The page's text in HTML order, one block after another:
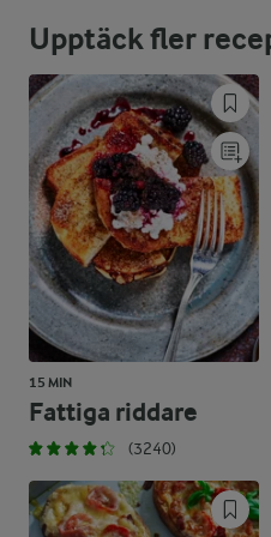
Fett:
37,8 %
45,2 g
Kolhydrater:
47,7 %
124 g
Upptäck fler
15 MIN
Fattiga riddare
(3240)